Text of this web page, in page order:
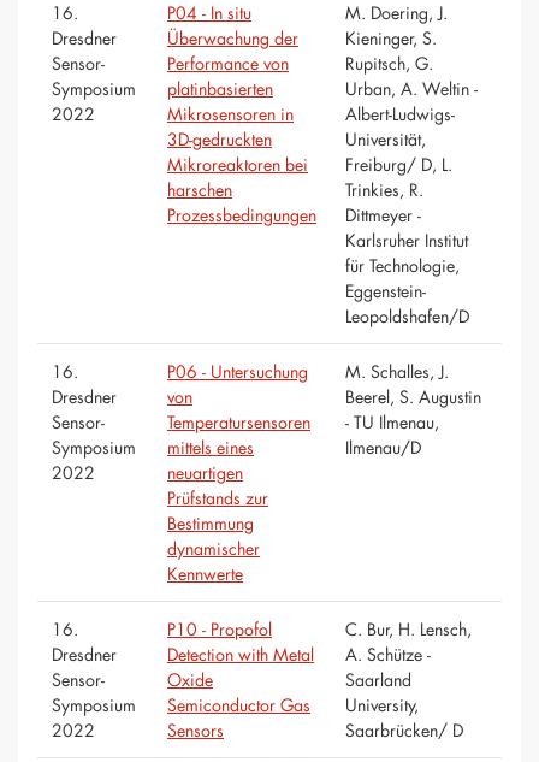
16.
Dresdner
Sensor-
Symposium
2022
P04 - In situ
Überwachung der
Performance von
platinbasierten
Mikrosensoren in
3D-gedruckten
Mikroreaktoren bei
harschen
Prozessbedingungen
M. Doering, J.
Kieninger, S.
Rupitsch, G.
Urban, A. Weltin -
Albert-Ludwigs-
Universität,
Freiburg/ D, L.
Trinkies, R.
Dittmeyer -
Karlsruher Institut
für Technologie,
Eggenstein-
Leopoldshafen/D
16.
Dresdner
Sensor-
Symposium
2022
P06 - Untersuchung
von
Temperatursensoren
mittels eines
neuartigen
Prüfstands zur
Bestimmung
dynamischer
Kennwerte
M. Schalles, J.
Beerel, S. Augustin
- TU Ilmenau,
Ilmenau/D
16.
Dresdner
Sensor-
Symposium
2022
P10 - Propofol
Detection with Metal
Oxide
Semiconductor Gas
Sensors
C. Bur, H. Lensch,
A. Schütze -
Saarland
University,
Saarbrücken/ D